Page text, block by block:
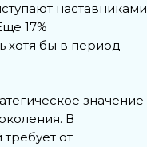
наставниками
17%
хотя бы в период
значение
В
от